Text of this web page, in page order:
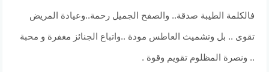
فالكلمة الطيبة صدقة.. والصفح الجميل رحمة..وعيادة المريض
تقوى .. بل وتشميث العاطس مودة ..واتباع الجنائز مغفرة و محبة
.. ونصرة المظلوم تقويم وقوة .